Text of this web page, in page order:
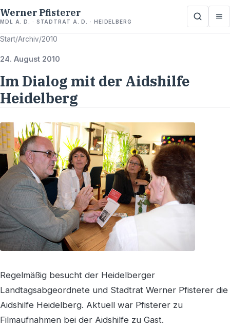
Werner Pfisterer
MDL A. D. · STADTRAT A. D. · HEIDELBERG
Start/Archiv/2010
24. August 2010
Im Dialog mit der Aidshilfe
Heidelberg
Regelmäßig besucht der Heidelberger
Landtagsabgeordnete und Stadtrat Werner Pfisterer die
Aidshilfe Heidelberg. Aktuell war Pfisterer zu
Filmaufnahmen bei der Aidshilfe zu Gast.